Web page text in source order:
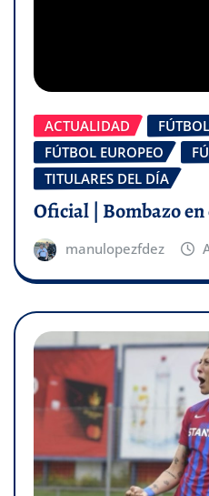
ACTUALIDAD
FÚTBOL
FÚTBOL EUROPEO
TITULARES DEL DÍA
Oficial | Bombazo
manulopezfdez